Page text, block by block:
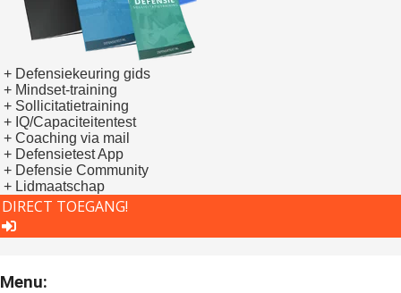
+ Defensiekeuring gids
+ Mindset-training
+ Sollicitatietraining
+ IQ/Capaciteitentest
+ Coaching via mail
+ Defensietest App
+ Defensie Community
+ Lidmaatschap
DIRECT TOEGANG!
Menu: